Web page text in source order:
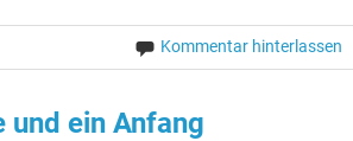
Kommentar hinterlassen
und ein Anfang